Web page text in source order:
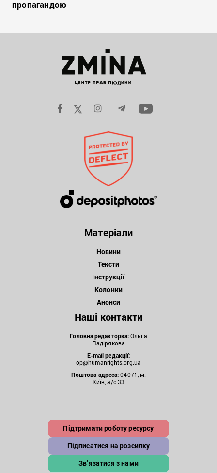
пропагандою
Матеріали
Новини
Тексти
Інструкції
Колонки
Анонси
Наші контакти
Головна редакторка:Ольга
Падірякова
E-mail редакції:
op@humanrights.org.ua
Поштова адреса:04071, м.
Київ, а/с 33
Підтримати роботу ресурсу
Підписатися на розсилку
Зв’язатися з нами